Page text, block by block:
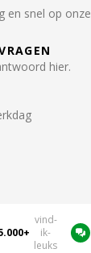
en snel op onze
hier.
vind-
ik-
leuks